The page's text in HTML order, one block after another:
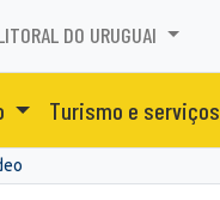
DO URUGUAI
Turismo e serviços